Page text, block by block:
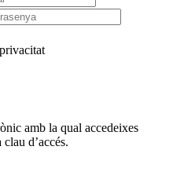
amb la qual accedeixes
d’accés.